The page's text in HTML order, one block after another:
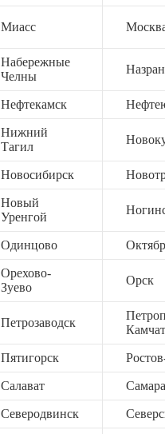
Миасс
Набережные
Челны
Нефтекамск
Нижний
Тагил
Новосибирск
Новый
Уренгой
Одинцово
Орехово-
Зуево
Орск
Петрозаводск
Пятигорск
Салават Самара
Северодвинск